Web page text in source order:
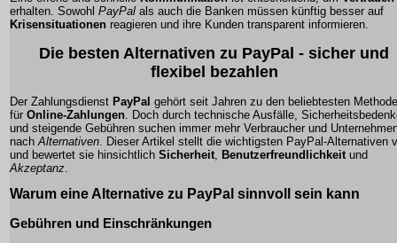
erhalten. Sowohl PayPal als auch die Banken müssen künftig besser auf
Krisensituationen reagieren und ihre Kunden transparent informieren.
Die besten Alternativen zu PayPal - sicher und
flexibel bezahlen
Der Zahlungsdienst PayPal gehört seit Jahren zu den beliebtesten
für Online-Zahlungen . Doch durch technische Ausfälle,
und steigende Gebühren suchen immer mehr Verbraucher und
nach Alternativen . Dieser Artikel stellt die wichtigsten PayPal-Alternativen
und bewertet sie hinsichtlich Sicherheit Benutzerfreundlichkeit und
Akzeptanz
Warum eine Alternative zu PayPal sinnvoll sein kann
Gebühren und Einschränkungen